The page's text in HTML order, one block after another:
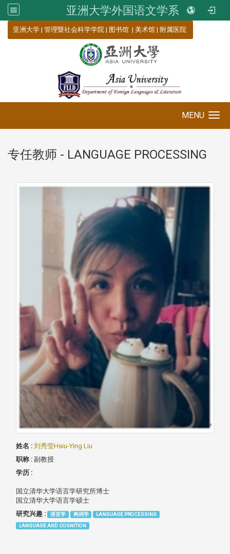
亚洲大学外国语文学系
亚洲大学 | 管理暨社会科学学院 | 图书馆 | 美术馆 | 附属医院
MENU
专任教师 - LANGUAGE PROCESSING
姓名 : 刘秀莹Hsiu-Ying Liu
职称 : 副教授
学历 :
国立清华大学语言学研究所博士
国立清华大学语言学硕士
研究兴趣 :
语言学 构词学
LANGUAGE PROCESSING
LANGUAGE AND COGNITION